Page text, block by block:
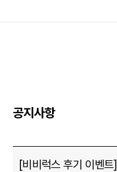
공지사항
[비비럭스 후기 이벤트]